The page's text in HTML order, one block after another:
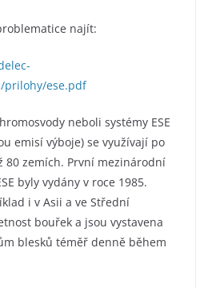
najít:
prilohy/ese.pdf
neboli systémy ESE
emisí výboje) se využívají po
80 zemích. První mezinárodní
byly vydány v roce 1985.
i v Asii a ve Střední
bouřek a jsou vystavena
blesků téměř denně během